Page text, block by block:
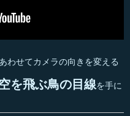
わせてカメラの向きを変える
を飛ぶ鳥の目線を手に